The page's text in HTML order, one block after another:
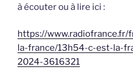
à écouter ou à lire ici :
https://
la-france/13h54-c-est-la-
2024-3616321